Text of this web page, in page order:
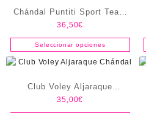
Chándal Puntiti Sport Team
2026
36,50€
Seleccionar opciones
Club Voley Aljaraque
Chándal
35,00€